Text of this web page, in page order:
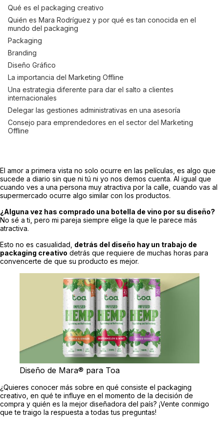
Qué es el packaging creativo
Quién es Mara Rodríguez y por qué es tan conocida en el
mundo del packaging
Packaging
Branding
Diseño Gráfico
La importancia del Marketing Offline
Una estrategia diferente para dar el salto a clientes
internacionales
Delegar las gestiones administrativas en una asesoría
Consejo para emprendedores en el sector del Marketing
Offline
El amor a primera vista no solo ocurre en las películas, es algo que
sucede a diario sin que ni tú ni yo nos demos cuenta. Al igual que
cuando ves a una persona muy atractiva por la calle, cuando vas al
supermercado ocurre algo similar con los productos.
¿Alguna vez has comprado una botella de vino por su diseño?
No sé a ti, pero mi pareja siempre elige la que le parece más
atractiva.
Esto no es casualidad, detrás del diseño hay un trabajo de
packaging creativo detrás que requiere de muchas horas para
convencerte de que su producto es mejor.
Diseño de Mara® para Toa
¿Quieres conocer más sobre en qué consiste el packaging
creativo, en qué te influye en el momento de la decisión de
compra y quién es la mejor diseñadora del país? ¡Vente conmigo
que te traigo la respuesta a todas tus preguntas!